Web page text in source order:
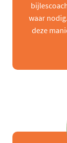
waar
deze